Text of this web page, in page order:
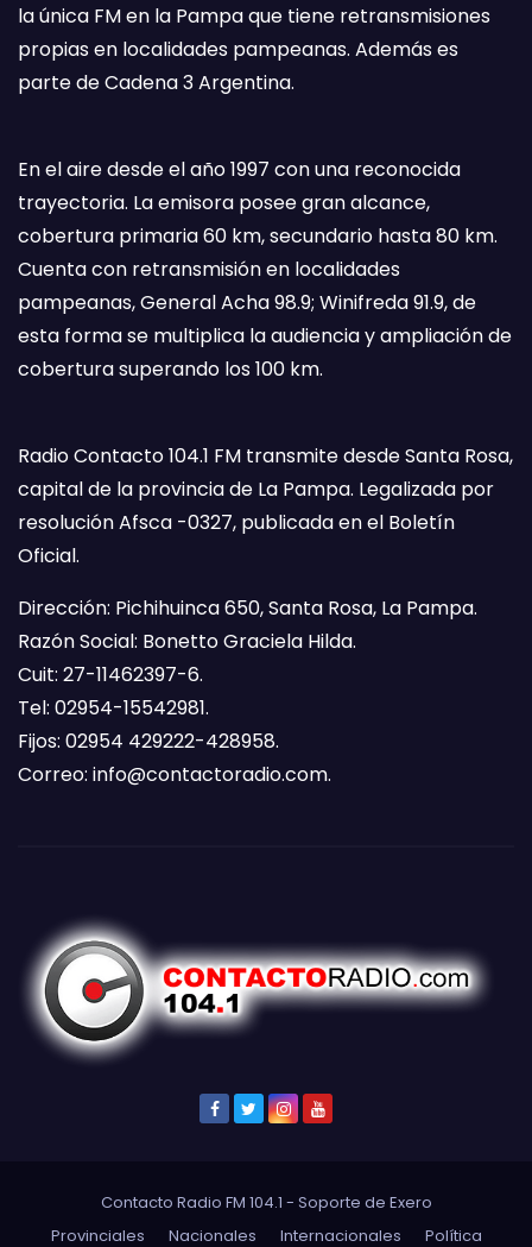
la única FM en la Pampa que tiene retransmisiones
propias en localidades pampeanas. Además es
parte de Cadena 3 Argentina.
En el aire desde el año 1997 con una reconocida
trayectoria. La emisora posee gran alcance,
cobertura primaria 60 km, secundario hasta 80 km.
Cuenta con retransmisión en localidades
pampeanas, General Acha 98.9; Winifreda 91.9, de
esta forma se multiplica la audiencia y ampliación de
cobertura superando los 100 km.
Radio Contacto 104.1 FM transmite desde Santa Rosa,
capital de la provincia de La Pampa. Legalizada por
resolución Afsca -0327, publicada en el Boletín
Oficial.
Dirección: Pichihuinca 650, Santa Rosa, La Pampa.
Razón Social: Bonetto Graciela Hilda.
Cuit: 27-11462397-6.
Tel: 02954-15542981.
Fijos: 02954 429222-428958.
Correo: info@contactoradio.com.
Contacto Radio FM 104.1 - Soporte de Exero
Provinciales
Nacionales Internacionales Política